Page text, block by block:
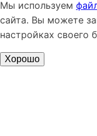
Мы используем
сайта. Вы можете
настройках своего
Хорошо